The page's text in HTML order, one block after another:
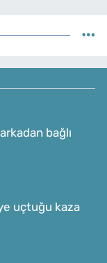
bağlı
uçtuğu kaza